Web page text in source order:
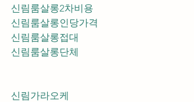
신림룸살롱2차비용
신림룸살롱인당가격
신림룸살롱접대
신림룸살롱단체
신림가라오케